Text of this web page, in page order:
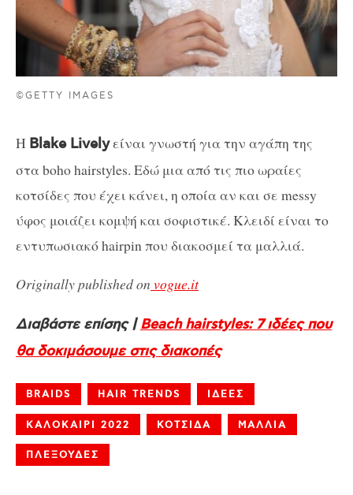
©GETTY IMAGES
Η Blake Livelyείναι γνωστή για την αγάπη της
στα boho hairstyles. Εδώ μια από τις πιο ωραίες
κοτσίδες που έχει κάνει, η οποία αν και σε messy
ύφος μοιάζει κομψή και σοφιστικέ. Κλειδί είναι το
εντυπωσιακό hairpin που διακοσμεί τα μαλλιά.
Originally published on vogue.it
Διαβάστε επίσης |Beach hairstyles: 7 ιδέες που
θα δοκιμάσουμε στις διακοπές
BRAIDS HAIR TRENDS ΙΔΕΕΣ
ΚΑΛΟΚΑΙΡΙ 2022 ΚΟΤΣΙΔΑ ΜΑΛΛΙΑ
ΠΛΕΞΟΥΔΕΣ